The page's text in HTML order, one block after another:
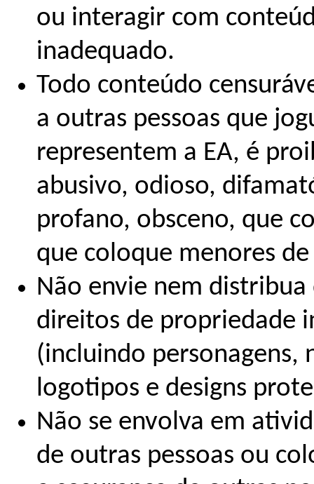
ou interagir com
inadequado.
Todo conteúdo
a outras pessoas que
representem a EA, é
abusivo, odioso,
profano, obsceno, que
que coloque menores
Não envie nem
direitos de propriedade
(incluindo personagens,
logotipos e designs
Não se envolva em
de outras pessoas ou